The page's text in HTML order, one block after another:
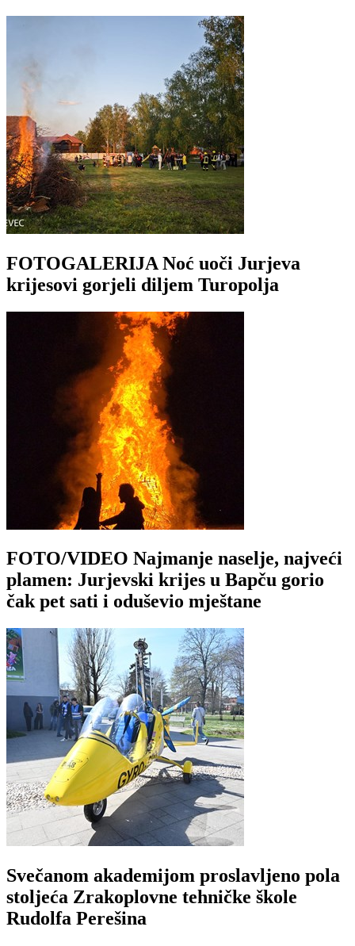
FOTOGALERIJA Noć uoči Jurjeva
krijesovi gorjeli diljem Turopolja
FOTO/VIDEO Najmanje naselje, najveći
plamen: Jurjevski krijes u Bapču gorio
čak pet sati i oduševio mještane
Svečanom akademijom proslavljeno pola
stoljeća Zrakoplovne tehničke škole
Rudolfa Perešina